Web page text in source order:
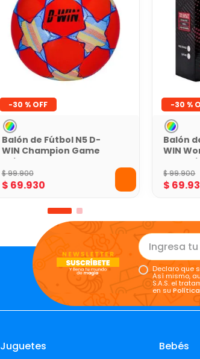
-30 %
Balón de Fútbol N5 D-
WIN Champion Game
Rojo con Malla
$99.900
$ 69.930
-30 %
Balón
WIN
con
$99.900
$ 69.
Declaro que
Así mismo,
S.A.S. el
en su
Juguetes Bebés